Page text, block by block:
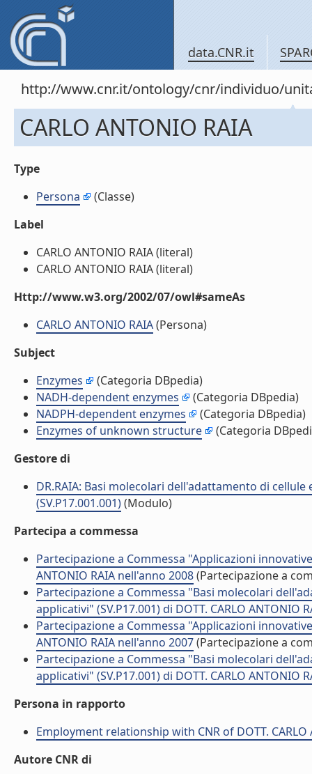
data.CNR.it
http://www.cnr.it/ontology/cnr/individuo/
CARLO ANTONIO RAIA
Type
Persona
(Classe)
Label
CARLO ANTONIO RAIA (literal)
CARLO ANTONIO RAIA (literal)
Http://www.w3.org/2002/07/owl#sameAs
CARLO ANTONIO RAIA(Persona)
Subject
Enzymes
(Categoria DBpedia)
NADH-dependent enzymes
(Categoria DBpedia)
NADPH-dependent enzymes
(Categoria DBpedia)
Enzymes of unknown structure
(Categoria
Gestore di
DR.RAIA: Basi molecolari dell'adattamento di
(SV.P17.001.001)(Modulo)
Partecipa a commessa
Partecipazione a Commessa "Applicazioni
ANTONIO RAIA nell'anno 2008(Partecipazione a
Partecipazione a Commessa "Basi molecolari
applicativi" (SV.P17.001) di DOTT. CARLO ANTONIO
Partecipazione a Commessa "Applicazioni
ANTONIO RAIA nell'anno 2007(Partecipazione a
Partecipazione a Commessa "Basi molecolari
applicativi" (SV.P17.001) di DOTT. CARLO ANTONIO
Persona in rapporto
Employment relationship with CNR of DOTT. CARLO
Autore CNR di